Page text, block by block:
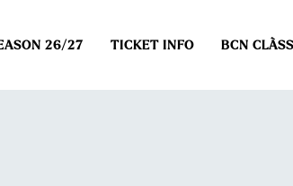
26/27 TICKET INFO BCN